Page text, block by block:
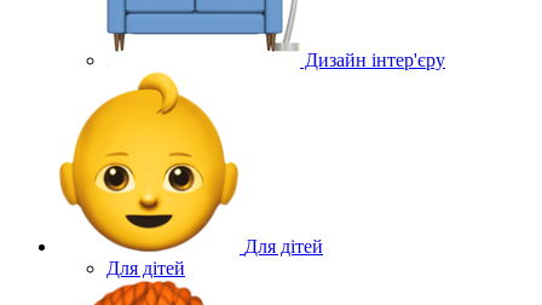
Дизайн інтер'єру
Для дітей
Для дітей